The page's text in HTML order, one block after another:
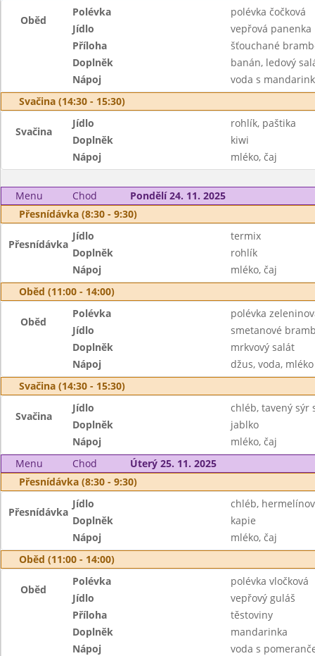
Oběd
Polévka
polévka čočková
Jídlo
vepřová
Příloha
šťouchané
Doplněk
banán, ledový
Nápoj
voda s
Svačina (14:30 - 15:30)
Svačina
Jídlo
rohlík, paštika
Doplněk
kiwi
Nápoj
mléko, čaj
Menu Chod
Pondělí 24. 11. 2025
Přesnídávka (8:30 - 9:30)
Přesnídávka
Jídlo
termix
Doplněk
rohlík
Nápoj
mléko, čaj
Oběd (11:00 - 14:00)
Oběd
Polévka
polévka
Jídlo
smetanové
Doplněk
mrkvový salát
Nápoj
džus, voda, mléko
Svačina (14:30 - 15:30)
Svačina
Jídlo
chléb, tavený sýr
Doplněk
jablko
Nápoj
mléko, čaj
Menu
Chod
Úterý 25. 11. 2025
Přesnídávka (8:30 - 9:30)
Přesnídávka
Jídlo
chléb,
Doplněk
kapie
Nápoj
mléko, čaj
Oběd (11:00 - 14:00)
Oběd
Polévka
polévka vločková
Jídlo
vepřový guláš
Příloha
těstoviny
Doplněk
mandarinka
Nápoj
voda s